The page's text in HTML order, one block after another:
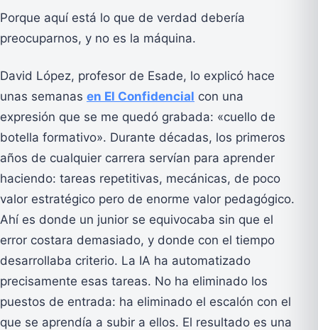
Porque aquí está lo que de verdad debería
preocuparnos, y no es la máquina.
David López, profesor de Esade, lo explicó hace
unas semanas en El Confidencial con una
expresión que se me quedó grabada: «cuello de
botella formativo». Durante décadas, los primeros
años de cualquier carrera servían para aprender
haciendo: tareas repetitivas, mecánicas, de poco
valor estratégico pero de enorme valor pedagógico.
Ahí es donde un junior se equivocaba sin que el
error costara demasiado, y donde con el tiempo
desarrollaba criterio. La IA ha automatizado
precisamente esas tareas. No ha eliminado los
puestos de entrada: ha eliminado el escalón con el
que se aprendía a subir a ellos. El resultado es una